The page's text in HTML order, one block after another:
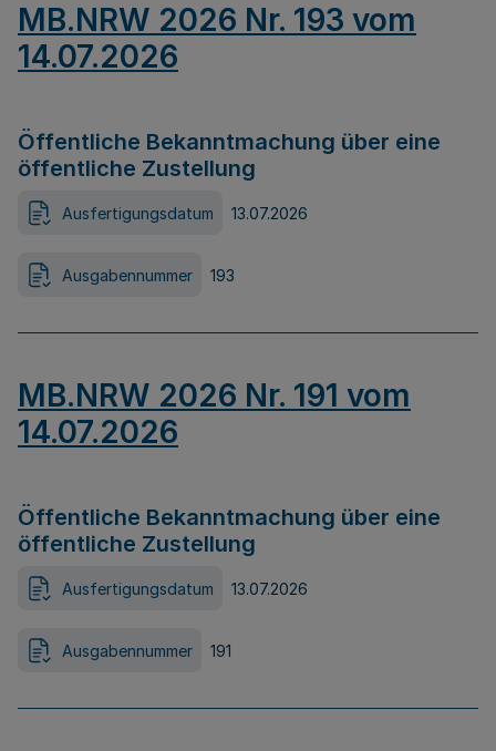
MB.NRW 2026 Nr. 193 vom
14.07.2026
Öffentliche Bekanntmachung über eine
öffentliche Zustellung
Ausfertigungsdatum 13.07.2026
Ausgabennummer 193
MB.NRW 2026 Nr. 191 vom
14.07.2026
Öffentliche Bekanntmachung über eine
öffentliche Zustellung
Ausfertigungsdatum 13.07.2026
Ausgabennummer 191